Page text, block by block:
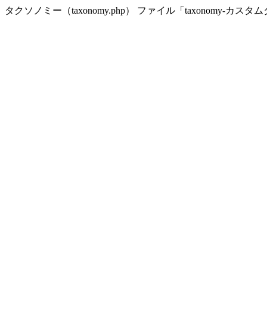
タクソノミー（taxonomy.php） ファイル「taxonomy-カスタ